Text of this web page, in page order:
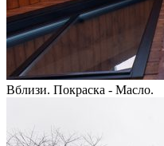
Вблизи. Покраска - Масло.